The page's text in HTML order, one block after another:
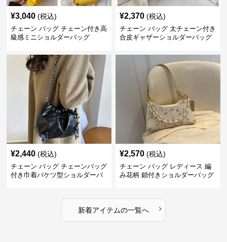
¥3,040 (税込)
チェーン バッグ チェーン付き高
級感ミニショルダーバッグ
¥2,370 (税込)
チェーン バッグ 太チェーン付き
合皮ギャザーショルダーバッグ
¥2,440 (税込)
チェーン バッグ チェーンバッグ
付き巾着バケツ型ショルダーバ
¥2,570 (税込)
チェーン バッグ レディース 編
み花柄 鎖付きショルダーバッグ
新着アイテムの一覧へ ›